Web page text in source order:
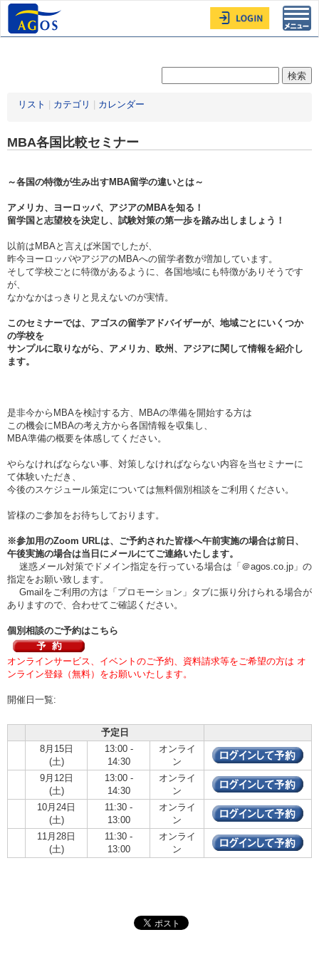
リスト カテゴリ カレンダー
MBA各国比較セミナー
～各国の特徴が生み出すMBA留学の違いとは～
アメリカ、ヨーロッパ、アジアのMBAを知る！
留学国と志望校を決定し、試験対策の第一歩を踏み出しましょう！
以前はMBAと言えば米国でしたが、
昨今ヨーロッパやアジアのMBAへの留学者数が増加しています。
そして学校ごとに特徴があるように、各国地域にも特徴がありそうです
が、
なかなかはっきりと見えないのが実情。
このセミナーでは、アゴスの留学アドバイザーが、地域ごとにいくつか
の学校を
サンプルに取りながら、アメリカ、欧州、アジアに関して情報を紹介し
ます。
是非今からMBAを検討する方、MBAの準備を開始する方は
この機会にMBAの考え方から各国情報を収集し、
MBA準備の概要を体感してください。
やらなければならない事、対策しなければならない内容を当セミナーに
て体験いただき、
今後のスケジュール策定については無料個別相談をご利用ください。
皆様のご参加をお待ちしております。
※参加用のZoom URLは、ご予約された皆様へ午前実施の場合は前日、
午後実施の場合は当日 にメールにてご連絡いたします。
迷惑メール対策でドメイン指定を行っている場合は「＠agos.co.jp」の
指定をお願い致します。
Gmailをご利用の方は「プロモーション」タブに振り分けられる場合が
ありますので、合わせてご確認ください。
個別相談のご予約はこちら
オンラインサービス、イベントのご予約、資料請求等をご希望の方は オ
ンライン登録（無料）をお願いいたします。
開催日一覧:
予定日
8月15日
(土)
13:00 -
14:30
オンライ
ン
9月12日
(土)
13:00 -
14:30
オンライ
ン
10月24日
(土)
11:30 -
13:00
オンライ
ン
11月28日
(土)
11:30 -
13:00
オンライ
ン